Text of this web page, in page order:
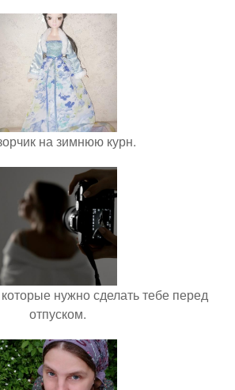
на зимнюю курн.
нужно сделать тебе перед
отпуском.